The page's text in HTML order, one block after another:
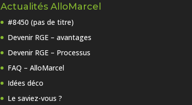
Actualités AlloMarcel
#8450 (pas de titre)
Devenir RGE – avantages
Devenir RGE – Processus
FAQ – AlloMarcel
Idées déco
Le saviez-vous ?